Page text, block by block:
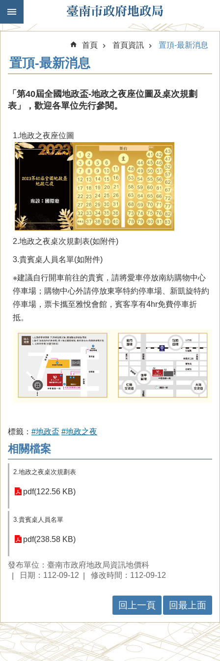
跳到主要內容區塊
首頁 首頁資訊 置頂-最新消息
置頂-最新消息
「第40屆全國地政盃-地政之夜座位圖及桌次規劃
表」，歡迎各單位先行參閱。
1.地政之夜座位圖
2.地政之夜桌次規劃表(如附件)
3.貴賓桌人員名單(如附件)
※建議自行開車前往的貴賓，請將愛車停放南紡購物中心
停車場；購物中心外請停放東寧特約停車場、新凱旋特約
停車場，票卡攜至雅悅會館，賓客享有4hr免費停車折
抵。
標籤： #地政盃 #地政之夜
相關檔案
2.地政之夜桌次規劃表
pdf(122.56 KB)
3.貴賓桌人員名單
pdf(238.58 KB)
發布單位：臺南市政府地政局資訊地價科
日期：112-09-12
修改時間：112-09-12
回上一頁 回最上面